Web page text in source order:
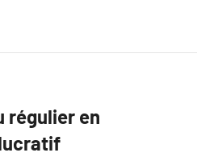
régulier en